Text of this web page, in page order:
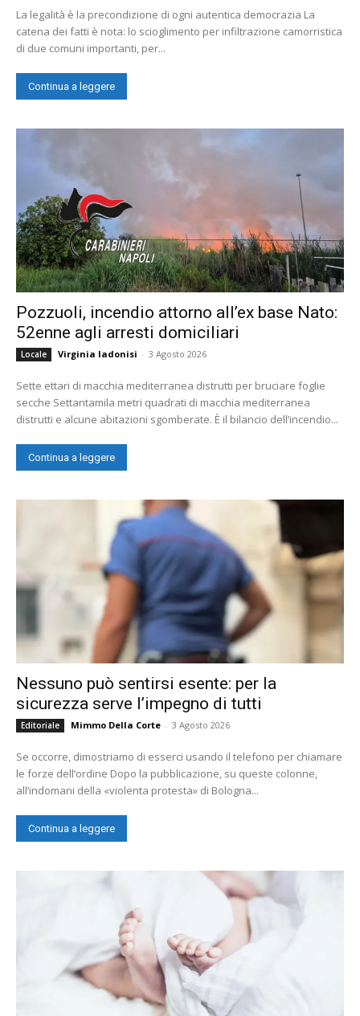
La legalità è la precondizione di ogni autentica democrazia La
catena dei fatti è nota: lo scioglimento per infiltrazione camorristica
di due comuni importanti, per...
Continua a leggere
Pozzuoli, incendio attorno all’ex base Nato:
52enne agli arresti domiciliari
Locale Virginia Iadonisi - 3 Agosto 2026
Sette ettari di macchia mediterranea distrutti per bruciare foglie
secche Settantamila metri quadrati di macchia mediterranea
distrutti e alcune abitazioni sgomberate. È il bilancio dell’incendio...
Continua a leggere
Nessuno può sentirsi esente: per la
sicurezza serve l’impegno di tutti
Editoriale Mimmo Della Corte - 3 Agosto 2026
Se occorre, dimostriamo di esserci usando il telefono per chiamare
le forze dell’ordine Dopo la pubblicazione, su queste colonne,
all’indomani della «violenta protesta» di Bologna...
Continua a leggere